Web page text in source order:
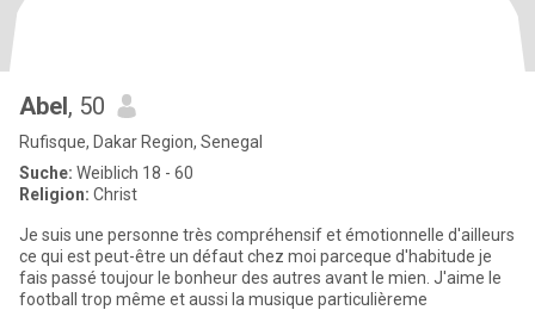
Abel, 50
Rufisque, Dakar Region, Senegal
Suche: Weiblich 18 - 60
Religion: Christ
Je suis une personne très compréhensif et émotionnelle d'ailleurs
ce qui est peut-être un défaut chez moi parceque d'habitude je
fais passé toujour le bonheur des autres avant le mien. J'aime le
football trop même et aussi la musique particulièreme